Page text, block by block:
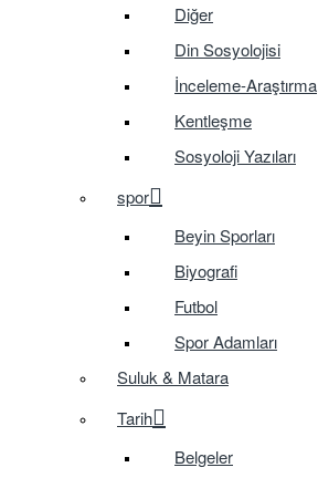
Diğer
Din Sosyolojisi
İnceleme-Araştırma
Kentleşme
Sosyoloji Yazıları
spor
Beyin Sporları
Biyografi
Futbol
Spor Adamları
Suluk & Matara
Tarih
Belgeler